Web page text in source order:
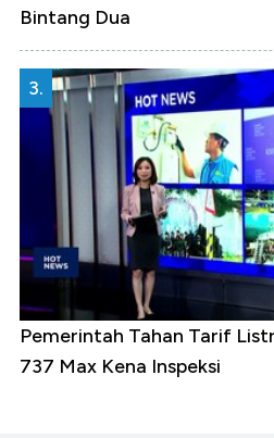
Bintang Dua
3.
Pemerintah Tahan Tarif
737 Max Kena Inspeksi